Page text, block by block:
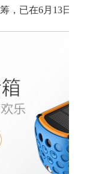
，已在6月13日于